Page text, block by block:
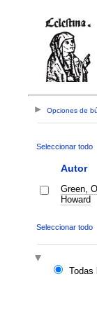
Opciones de
Seleccionar todo
Autor
Green,
Howard
Seleccionar todo
Todas